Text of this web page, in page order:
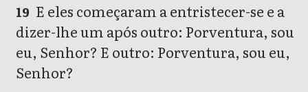
19 E eles começaram a entristecer-se e a
dizer-lhe um após outro: Porventura, sou
eu, Senhor? E outro: Porventura, sou eu,
Senhor?